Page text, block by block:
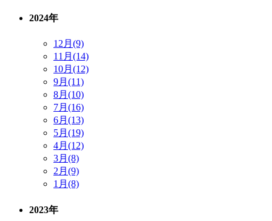
2024年
12月(9)
11月(14)
10月(12)
9月(11)
8月(10)
7月(16)
6月(13)
5月(19)
4月(12)
3月(8)
2月(9)
1月(8)
2023年